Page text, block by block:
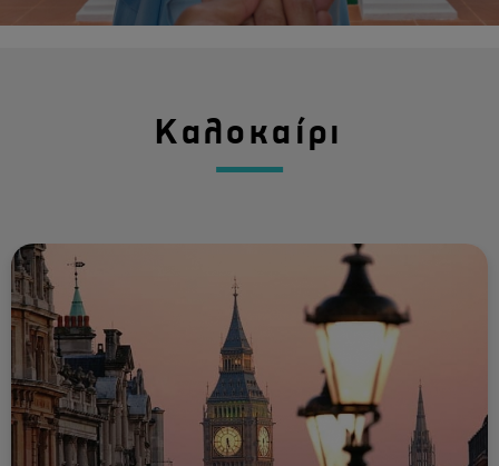
Καλοκαίρι